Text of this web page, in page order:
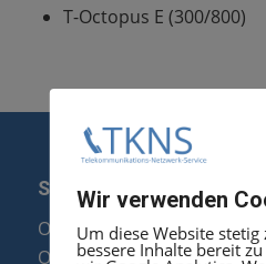
T-Octopus E (300/800)
SERVICE
Optipoint Display
Octophon F Display
Wir verwenden
Um diese Website
bessere Inhalte bereit